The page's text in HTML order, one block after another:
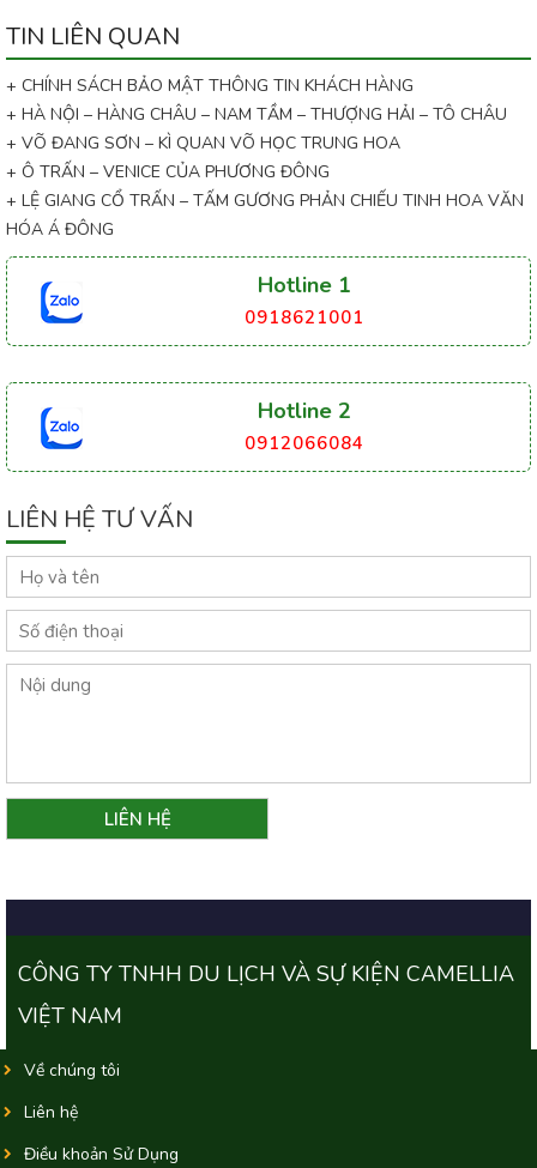
TIN LIÊN QUAN
+ CHÍNH SÁCH BẢO MẬT THÔNG TIN KHÁCH HÀNG
+ HÀ NỘI – HÀNG CHÂU – NAM TẦM – THƯỢNG HẢI – TÔ CHÂU
+ VÕ ĐANG SƠN – KÌ QUAN VÕ HỌC TRUNG HOA
+ Ô TRẤN – VENICE CỦA PHƯƠNG ĐÔNG
+ LỆ GIANG CỔ TRẤN – TẤM GƯƠNG PHẢN CHIẾU TINH HOA VĂN
HÓA Á ĐÔNG
Hotline 1
0918621001
Hotline 2
0912066084
LIÊN HỆ TƯ VẤN
CÔNG TY TNHH DU LỊCH VÀ SỰ KIỆN CAMELLIA
VIỆT NAM
Về chúng tôi
Liên hệ
Điều khoản Sử Dụng